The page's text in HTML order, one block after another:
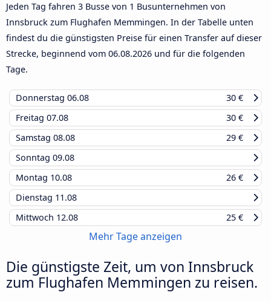
Jeden Tag fahren 3 Busse von 1 Busunternehmen von
Innsbruck zum Flughafen Memmingen. In der Tabelle unten
findest du die günstigsten Preise für einen Transfer auf dieser
Strecke, beginnend vom 06.08.2026 und für die folgenden
Tage.
Donnerstag 06.08
30 €
Freitag 07.08
30 €
Samstag 08.08
29 €
Sonntag 09.08
Montag 10.08
26 €
Dienstag 11.08
Mittwoch 12.08 25 €
Mehr Tage anzeigen
Die günstigste Zeit, um von Innsbruck
zum Flughafen Memmingen zu reisen.